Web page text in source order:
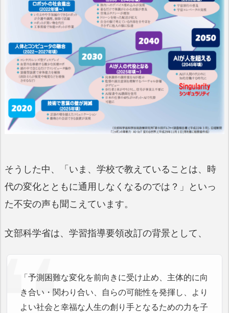
そうした中、「いま、学校で教えていることは、時
代の変化とともに通用しなくなるのでは？」といっ
た不安の声も聞こえています。
文部科学省は、学習指導要領改訂の背景として、
「予測困難な変化を前向きに受け止め、主体的に向
き合い・関わり合い、自らの可能性を発揮し、より
よい社会と幸福な人生の創り手となるための力を子